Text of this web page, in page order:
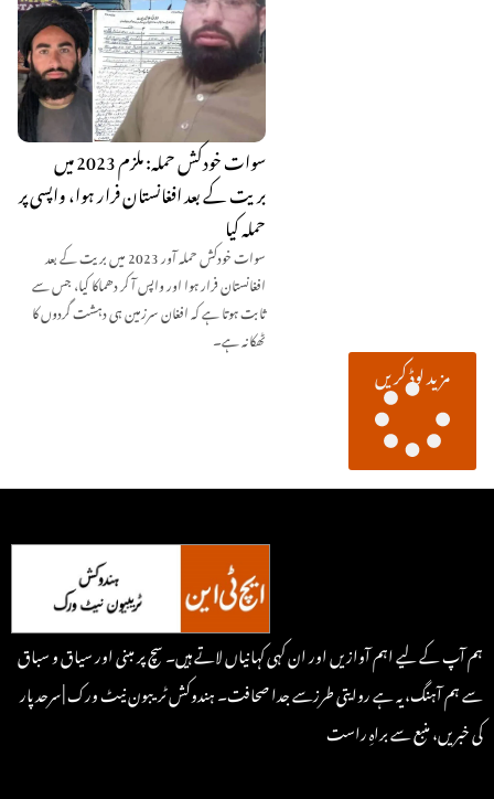
سوات خودکش حملہ: ملزم 2023 میں
بریت کے بعد افغانستان فرار ہوا، واپسی پر
حملہ کیا
سوات خودکش حملہ آور 2023 میں بریت کے بعد
افغانستان فرار ہوا اور واپس آ کر دھماکا کیا، جس سے
ثابت ہوتا ہے کہ افغان سرزمین ہی دہشت گردوں کا
ٹھکانہ ہے۔
مزید لوڈ کریں
ہم آپ کے لیے اہم آوازیں اور ان کہی کہانیاں لاتے ہیں۔ سچ پر مبنی اور سیاق و سباق
سے ہم آہنگ، یہ ہے روایتی طرزسے جدا صحافت۔ ہندوکش ٹریبون نیٹ ورک | سرحد پار
کی خبریں، منبع سے براہِ راست